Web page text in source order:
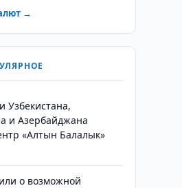
→
Узбекистана,
и Азербайджана
«Алтын Балалык»
о возможной